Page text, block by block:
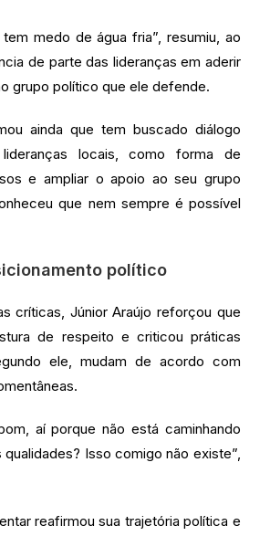
medo de água fria”, resumiu, ao
de parte das lideranças em aderir
grupo político que ele defende.
ainda que tem buscado diálogo
locais, como forma de
e ampliar o apoio ao seu grupo
que nem sempre é possível
político
críticas, Júnior Araújo reforçou que
de respeito e criticou práticas
ele, mudam de acordo com
aí porque não está caminhando
Isso comigo não existe”,
reafirmou sua trajetória política e